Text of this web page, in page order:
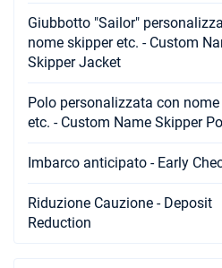
Giubbotto "Sailor"
nome skipper etc. - Custom
Skipper Jacket
Polo personalizzata con
etc. - Custom Name Skipper
Imbarco anticipato - Early
Riduzione Cauzione - Deposit
Reduction